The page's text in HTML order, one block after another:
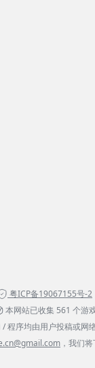
粤ICP备19067155号-2
本网站已收集 561 个游
程序均由用户投稿或网
，我们